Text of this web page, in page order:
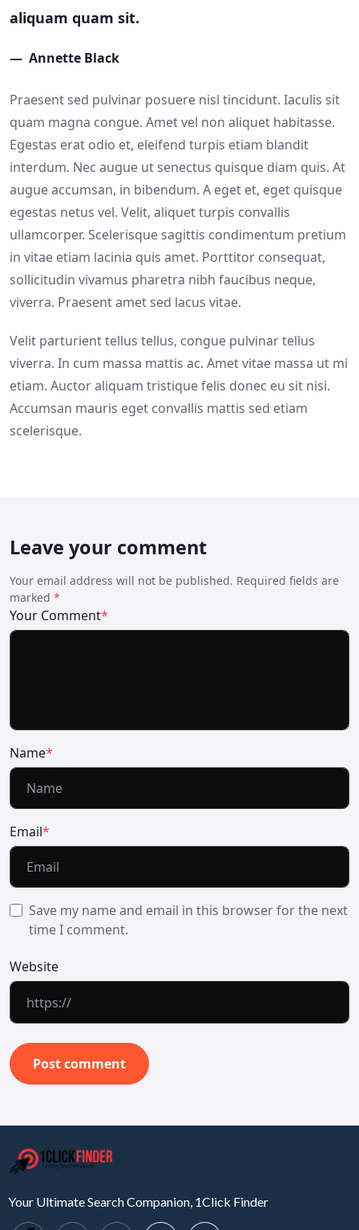
aliquam quam sit.
Annette Black
Praesent sed pulvinar posuere nisl tincidunt. Iaculis sit
quam magna congue. Amet vel non aliquet habitasse.
Egestas erat odio et, eleifend turpis etiam blandit
interdum. Nec augue ut senectus quisque diam quis. At
augue accumsan, in bibendum. A eget et, eget quisque
egestas netus vel. Velit, aliquet turpis convallis
ullamcorper. Scelerisque sagittis condimentum pretium
in vitae etiam lacinia quis amet. Porttitor consequat,
sollicitudin vivamus pharetra nibh faucibus neque,
viverra. Praesent amet sed lacus vitae.
Velit parturient tellus tellus, congue pulvinar tellus
viverra. In cum massa mattis ac. Amet vitae massa ut mi
etiam. Auctor aliquam tristique felis donec eu sit nisi.
Accumsan mauris eget convallis mattis sed etiam
scelerisque.
Leave your comment
Your email address will not be published. Required fields are
marked *
Your Comment*
Name*
Email*
Save my name and email in this browser for the next
time I comment.
Website
Your Ultimate Search Companion, 1Click Finder